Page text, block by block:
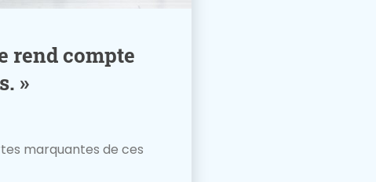
rend compte
»
marquantes de ces